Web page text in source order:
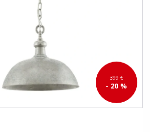
399 €
- 20 %